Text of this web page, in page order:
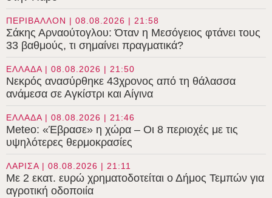
ΠΕΡΙΒΑΛΛΟΝ | 08.08.2026 | 21:58
Σάκης Αρναούτογλου: Όταν η Μεσόγειος φτάνει τους
33 βαθμούς, τι σημαίνει πραγματικά?
ΕΛΛΑΔΑ | 08.08.2026 | 21:50
Νεκρός ανασύρθηκε 43χρονος από τη θάλασσα
ανάμεσα σε Αγκίστρι και Αίγινα
ΕΛΛΑΔΑ | 08.08.2026 | 21:46
Meteo: «Έβρασε» η χώρα – Οι 8 περιοχές με τις
υψηλότερες θερμοκρασίες
ΛΑΡΙΣΑ | 08.08.2026 | 21:11
Με 2 εκατ. ευρώ χρηματοδοτείται ο Δήμος Τεμπών για
αγροτική οδοποιία